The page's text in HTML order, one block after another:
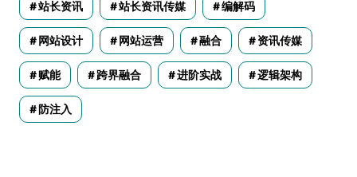
站长资讯 站长资讯传媒 编解码
网站设计 网站运营 融合 资讯传媒
赋能 跨界融合 进阶实战 逻辑架构
防注入